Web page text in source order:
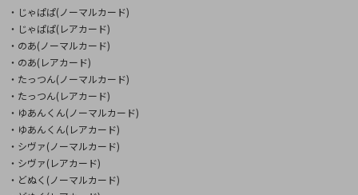
・じゃぱぱ(ノーマルカード)
・じゃぱぱ(レアカード)
・のあ(ノーマルカード)
・のあ(レアカード)
・たっつん(ノーマルカード)
・たっつん(レアカード)
・ゆあんくん(ノーマルカード)
・ゆあんくん(レアカード)
・シヴァ(ノーマルカード)
・シヴァ(レアカード)
・どぬく(ノーマルカード)